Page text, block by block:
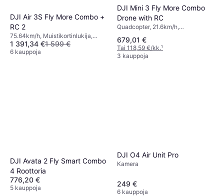
DJI Air 3S Fly More Combo +
RC 2
75.64km/h, Muistikortinlukija,
Radiolähetin, Kamera, LED-valot,
USB-liitin, Bluetooth, GPS
1 391,34 €1 599 €
6 kauppoja
DJI Mini 3 Fly More Combo
Drone with RC
Quadcopter, 21.6km/h,
Muistikortinlukija, Wi-Fi, Bluetooth
679,01 €
Tai 118,59 €/kk.¹
3 kauppoja
DJI Avata 2 Fly Smart Combo
4 Roottoria
776,20 €
5 kauppoja
DJI O4 Air Unit Pro
Kamera
249 €
6 kauppoja